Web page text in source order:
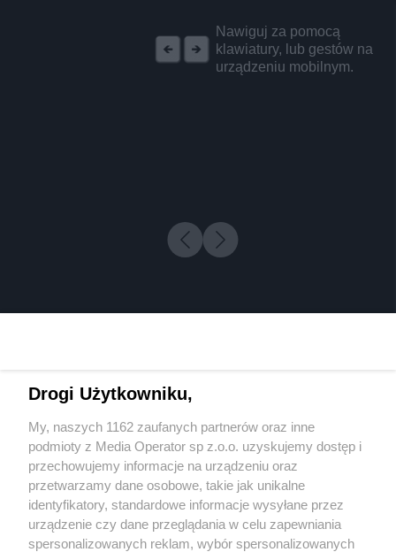
Nawiguj za pomocą
klawiatury, lub gestów na
urządzeniu mobilnym.
5 / 0
Wydawca mediów lokalnych
Drogi Użytkowniku,
My, naszych 1162 zaufanych partnerów oraz inne
podmioty z Media Operator sp z.o.o. uzyskujemy dostęp i
przechowujemy informacje na urządzeniu oraz
przetwarzamy dane osobowe, takie jak unikalne
identyfikatory, standardowe informacje wysyłane przez
urządzenie czy dane przeglądania w celu zapewniania
spersonalizowanych reklam, wybór spersonalizowanych